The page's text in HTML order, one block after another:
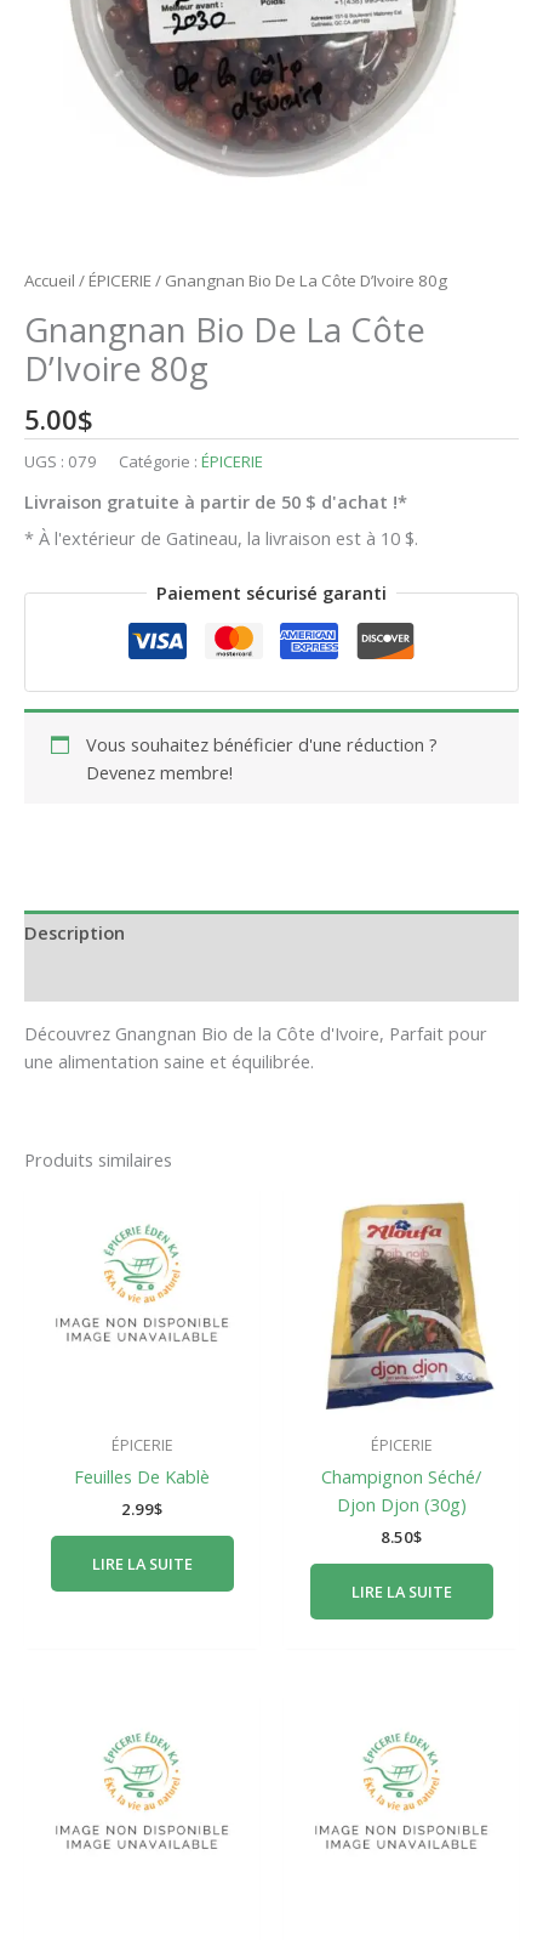
Accueil / ÉPICERIE / Gnangnan Bio De La Côte D’Ivoire 80g
Gnangnan Bio De La Côte
D’Ivoire 80g
5.00$
UGS : 079 Catégorie : ÉPICERIE
Livraison gratuite à partir de 50 $ d'achat !*
* À l'extérieur de Gatineau, la livraison est à 10 $.
Paiement sécurisé garanti
Vous souhaitez bénéficier d'une réduction ?
Devenez membre!
Description
Découvrez Gnangnan Bio de la Côte d'Ivoire, Parfait pour
une alimentation saine et équilibrée.
Produits similaires
ÉPICERIE
Feuilles De Kablè
2.99$
LIRE LA SUITE
ÉPICERIE
Champignon Séché/
Djon Djon (30g)
8.50$
LIRE LA SUITE